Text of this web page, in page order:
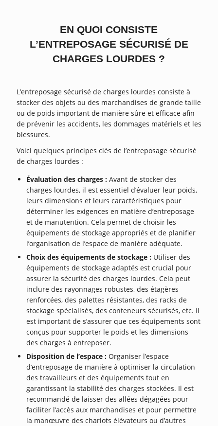
EN QUOI CONSISTE
L’ENTREPOSAGE SÉCURISÉ DE
CHARGES LOURDES ?
L’entreposage sécurisé de charges lourdes consiste à
stocker des objets ou des marchandises de grande taille
ou de poids important de manière sûre et efficace afin
de prévenir les accidents, les dommages matériels et les
blessures.
Voici quelques principes clés de l’entreposage sécurisé
de charges lourdes :
Évaluation des charges : Avant de stocker des
charges lourdes, il est essentiel d’évaluer leur poids,
leurs dimensions et leurs caractéristiques pour
déterminer les exigences en matière d’entreposage
et de manutention. Cela permet de choisir les
équipements de stockage appropriés et de planifier
l’organisation de l’espace de manière adéquate.
Choix des équipements de stockage : Utiliser des
équipements de stockage adaptés est crucial pour
assurer la sécurité des charges lourdes. Cela peut
inclure des rayonnages robustes, des étagères
renforcées, des palettes résistantes, des racks de
stockage spécialisés, des conteneurs sécurisés, etc. Il
est important de s’assurer que ces équipements sont
conçus pour supporter le poids et les dimensions
des charges à entreposer.
Disposition de l’espace : Organiser l’espace
d’entreposage de manière à optimiser la circulation
des travailleurs et des équipements tout en
garantissant la stabilité des charges stockées. Il est
recommandé de laisser des allées dégagées pour
faciliter l’accès aux marchandises et pour permettre
la manœuvre des chariots élévateurs ou d’autres